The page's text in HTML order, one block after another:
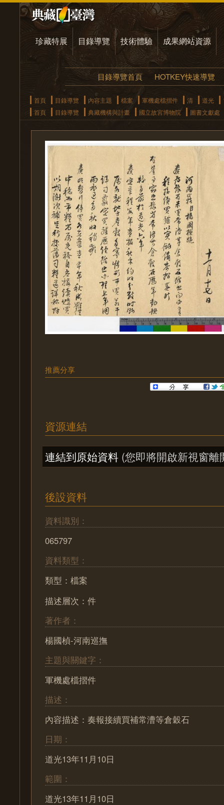
珍藏特展 目錄導覽 技術體驗 成果網站資源
目錄導覽首頁 HOTKEY快速導覽
首頁 目錄導覽 內容主題 檔案 軍機處檔摺件 清 道光
首頁
目錄導覽 典藏機構與計畫 國立故宮博物院 圖書文獻處
推薦分享
資源連結
連結到原始資料 (您即將開啟新視窗離
後設資料
資料識別：
065797
資料類型：
類型：檔案
描述層次：件
著作者：
楊國楨-河南巡撫
主題與關鍵字：
軍機處檔摺件
描述：
內容描述：奏報接續買補常漕等倉穀石
日期：
道光13年11月10日
範圍：
道光13年11月10日